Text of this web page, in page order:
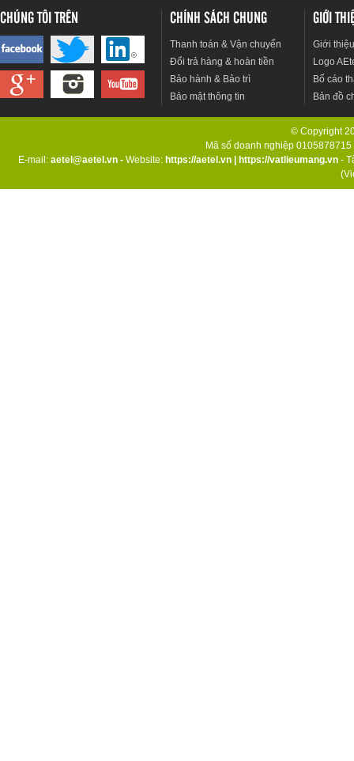
CHÚNG TÔI TRÊN CHÍNH SÁCH CHUNG
Thanh toán & Vận chuyển
Đổi trả hàng & hoàn tiền
Bảo hành & Bảo trì
Bảo mật thông tin
GIỚI
Giới
Logo
Bố cáo
Bản đồ
© Copyright
Mã số doanh nghiệp
E-mail: aetel@aetel.vn - Website: https://aetel.vn https://vatlieumang.vn -